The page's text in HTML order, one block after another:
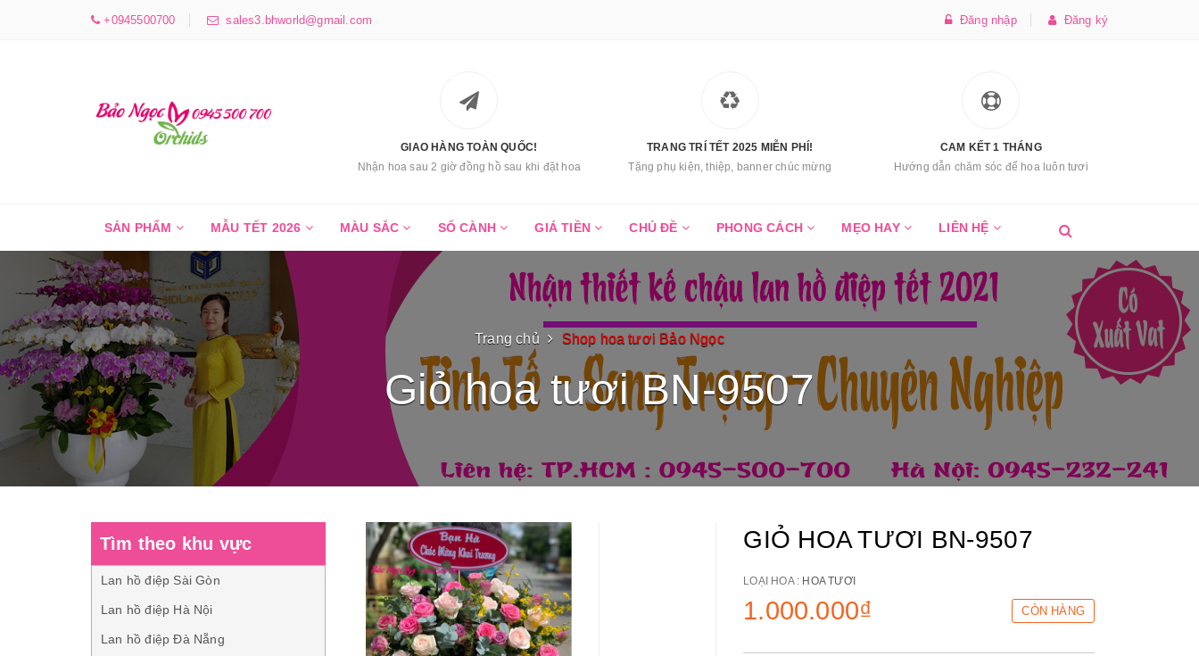
+0945500700 sales3.bhworld@gmail.com Đăng nhập Đăng ký
GIAO HÀNG TOÀN QUỐC!
Nhận hoa sau 2 giờ đồng hồ sau khi đặt hoa
TRANG TRÍ TẾT 2025 MIỄN PHÍ!
Tặng phụ kiện, thiệp, banner chúc mừng
CAM KẾT 1 THÁNG
Hướng dẫn chăm sóc để hoa luôn tươi
SẢN PHẨM MẪU TẾT 2026 MÀU SẮC SỐ CÀNH GIÁ TIỀN CHỦ ĐỀ PHONG CÁCH MẸO HAY LIÊN HỆ
Trang chủ Shop hoa tươi Bảo Ngọc
Giỏ hoa tươi BN-9507
GIỎ HOA TƯƠI BN-9507
LOẠI HOA : HOA TƯƠI
1.000.000₫ CÒN HÀNG
Tìm theo khu vực
Lan hồ điệp Sài Gòn
Lan hồ điệp Hà Nội
Lan hồ điệp Đà Nẵng